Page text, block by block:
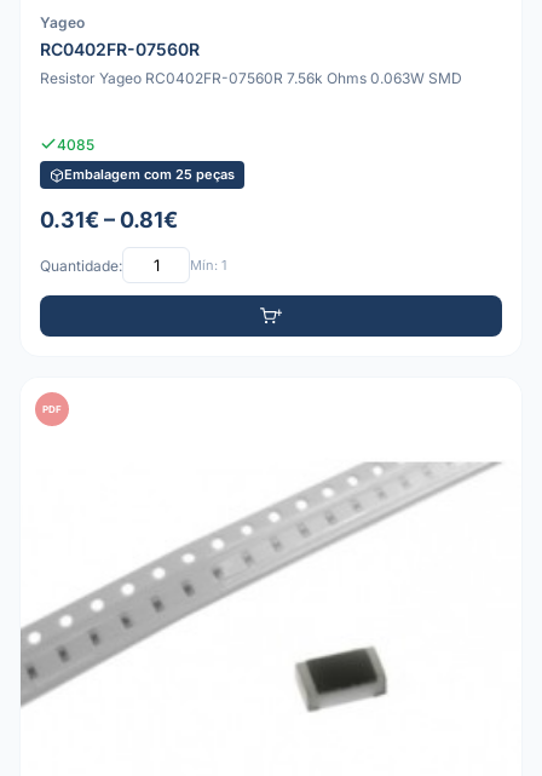
Yageo
RC0402FR-07560R
Resistor Yageo RC0402FR-07560R 7.56k Ohms 0.063W SMD
4085
Embalagem com 25 peças
0.31€ – 0.81€
Quantidade: Mín: 1
PDF